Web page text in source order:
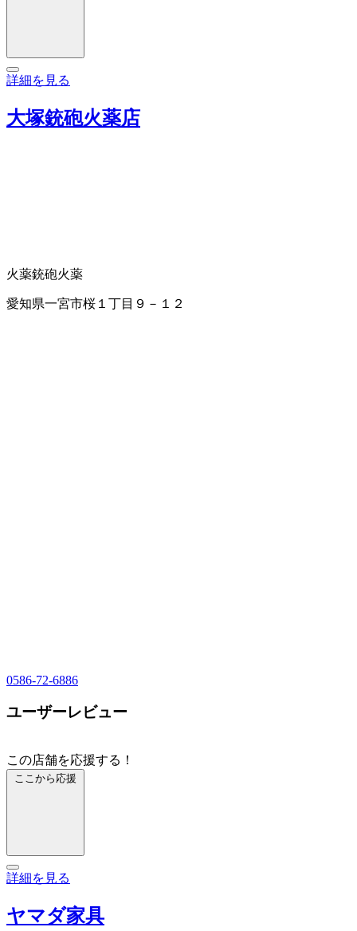
詳細を見る
大塚銃砲火薬店
火薬銃砲火薬
愛知県一宮市桜１丁目９－１２
0586-72-6886
ユーザーレビュー
この店舗を応援する！
ここから応援
詳細を見る
ヤマダ家具